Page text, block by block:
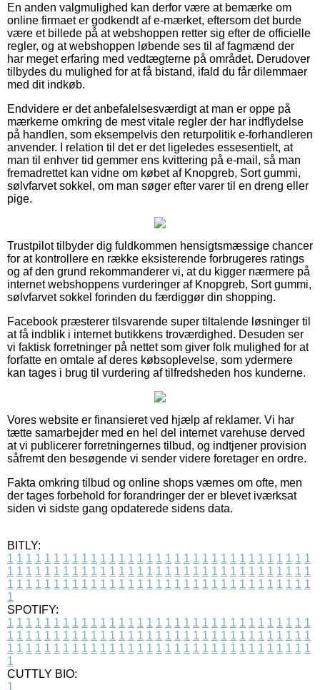
En anden valgmulighed kan derfor være at bemærke om
online firmaet er godkendt af e-mærket, eftersom det burde
være et billede på at webshoppen retter sig efter de officielle
regler, og at webshoppen løbende ses til af fagmænd der
har meget erfaring med vedtægterne på området. Derudover
tilbydes du mulighed for at få bistand, ifald du får dilemmaer
med dit indkøb.
Endvidere er det anbefalelsesværdigt at man er oppe på
mærkerne omkring de mest vitale regler der har indflydelse
på handlen, som eksempelvis den returpolitik e-forhandleren
anvender. I relation til det er det ligeledes essesentielt, at
man til enhver tid gemmer ens kvittering på e-mail, så man
fremadrettet kan vidne om købet af Knopgreb, Sort gummi,
sølvfarvet sokkel, om man søger efter varer til en dreng eller
pige.
Trustpilot tilbyder dig fuldkommen hensigtsmæssige chancer
for at kontrollere en række eksisterende forbrugeres ratings
og af den grund rekommanderer vi, at du kigger nærmere på
internet webshoppens vurderinger af Knopgreb, Sort gummi,
sølvfarvet sokkel forinden du færdiggør din shopping.
Facebook præsterer tilsvarende super tiltalende løsninger til
at få indblik i internet butikkens troværdighed. Desuden ser
vi faktisk forretninger på nettet som giver folk mulighed for at
forfatte en omtale af deres købsoplevelse, som ydermere
kan tages i brug til vurdering af tilfredsheden hos kunderne.
Vores website er finansieret ved hjælp af reklamer. Vi har
tætte samarbejder med en hel del internet varehuse derved
at vi publicerer forretningernes tilbud, og indtjener provision
såfremt den besøgende vi sender videre foretager en ordre.
Fakta omkring tilbud og online shops værnes om ofte, men
der tages forbehold for forandringer der er blevet iværksat
siden vi sidste gang opdaterede sidens data.
BITLY:
1 1 1 1 1 1 1 1 1 1 1 1 1 1 1 1 1 1 1 1 1 1 1 1 1 1 1 1 1 1 1 1 1
1 1 1 1 1 1 1 1 1 1 1 1 1 1 1 1 1 1 1 1 1 1 1 1 1 1 1 1 1 1 1 1 1
1 1 1 1 1 1 1 1 1 1 1 1 1 1 1 1 1 1 1 1 1 1 1 1 1 1 1 1 1 1 1 1 1
1
SPOTIFY:
1 1 1 1 1 1 1 1 1 1 1 1 1 1 1 1 1 1 1 1 1 1 1 1 1 1 1 1 1 1 1 1 1
1 1 1 1 1 1 1 1 1 1 1 1 1 1 1 1 1 1 1 1 1 1 1 1 1 1 1 1 1 1 1 1 1
1 1 1 1 1 1 1 1 1 1 1 1 1 1 1 1 1 1 1 1 1 1 1 1 1 1 1 1 1 1 1 1 1
1
CUTTLY BIO:
1